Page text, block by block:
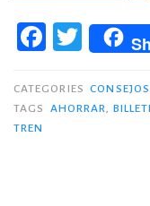
de
en
F
c
e
T
w
it
te
CATEGORIES
TAGS
AHORRAR
TREN